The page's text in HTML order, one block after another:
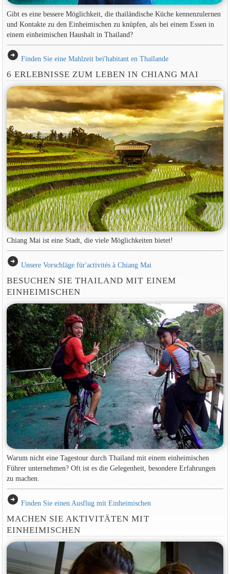
Gibt es eine bessere Möglichkeit, die thailändische Küche kennenzulernen
und Kontakte zu den Einheimischen zu knüpfen, als bei einem Essen in
einem einheimischen Haushalt in Thailand?
arrow_circle_right Finden Sie eine Mahlzeit bei'habitant en Thaïlande
6 ERLEBNISSE ZUM LEBEN IN CHIANG MAI
Chiang Mai ist eine Stadt, die viele Möglichkeiten bietet!
arrow_circle_right Unsere Vorschläge für'activités à Chiang Mai
BESUCHEN SIE THAILAND MIT EINEM
EINHEIMISCHEN
Warum nicht eine Tagestour durch Thailand mit einem einheimischen
Führer unternehmen? Oft ist es die Gelegenheit, besondere Erfahrungen
zu machen.
arrow_circle_right Finden Sie einen Ausflug mit Einheimischen
MACHEN SIE AKTIVITÄTEN MIT
EINHEIMISCHEN